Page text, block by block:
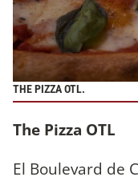
THE PIZZA OTL.
The Pizza OTL
El Boulevard de